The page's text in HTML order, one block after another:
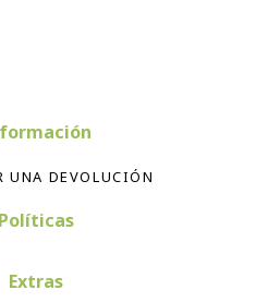
UNA DEVOLUCIÓN
Políticas
Extras